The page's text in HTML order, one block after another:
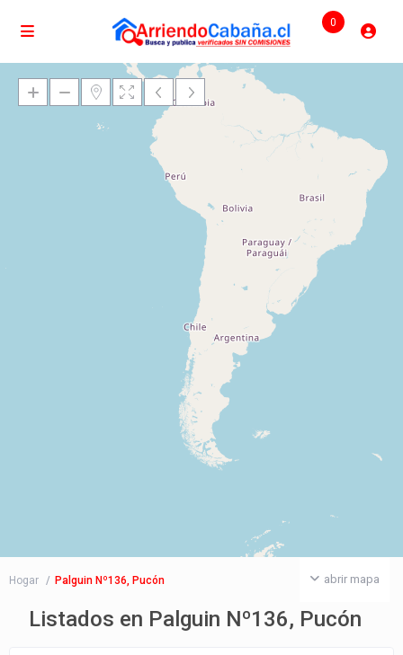
0
Cargando mapas
abrir mapa
Hogar Palguin Nº136, Pucón
Listados en Palguin Nº136, Pucón